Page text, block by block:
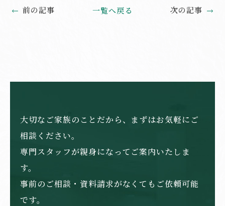
前の記事 一覧へ戻る 次の記事
大切なご家族のことだから、まずはお気軽にご
相談ください。
専門スタッフが親身になってご案内いたしま
す。
事前のご相談・資料請求がなくてもご依頼可能
です。